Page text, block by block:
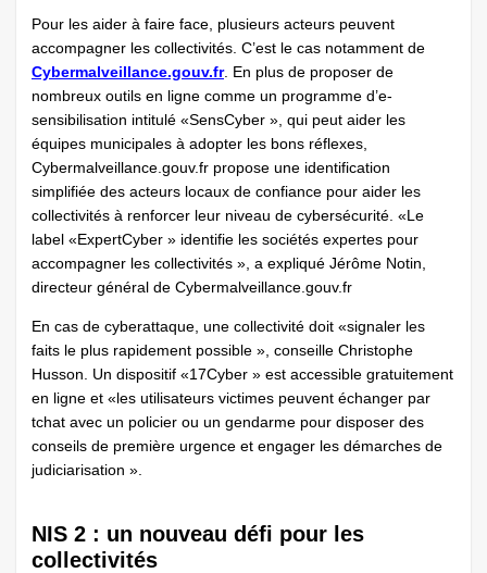
Pour les aider à faire face, plusieurs acteurs peuvent
accompagner les collectivités. C’est le cas notamment de
Cybermalveillance.gouv.fr. En plus de proposer de
nombreux outils en ligne comme un programme d’e-
sensibilisation intitulé «SensCyber », qui peut aider les
équipes municipales à adopter les bons réflexes,
Cybermalveillance.gouv.fr propose une identification
simplifiée des acteurs locaux de confiance pour aider les
collectivités à renforcer leur niveau de cybersécurité. «Le
label «ExpertCyber » identifie les sociétés expertes pour
accompagner les collectivités », a expliqué Jérôme Notin,
directeur général de Cybermalveillance.gouv.fr
En cas de cyberattaque, une collectivité doit «signaler les
faits le plus rapidement possible », conseille Christophe
Husson. Un dispositif «17Cyber » est accessible gratuitement
en ligne et «les utilisateurs victimes peuvent échanger par
tchat avec un policier ou un gendarme pour disposer des
conseils de première urgence et engager les démarches de
judiciarisation ».
NIS 2 : un nouveau défi pour les
collectivités